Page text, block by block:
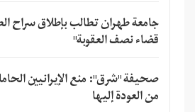
جامعة طهران تطالب بإطلاق سراح
قضاء نصف العقوبة"
صحيفة "شرق": منع الإيرانيين
من العودة إليها